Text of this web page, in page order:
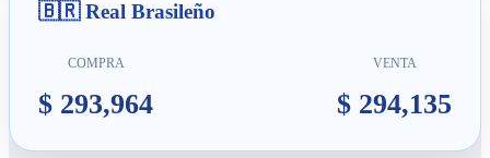
🇧🇷 Real Brasileño
COMPRA
$ 293,964
VENTA
$ 294,135